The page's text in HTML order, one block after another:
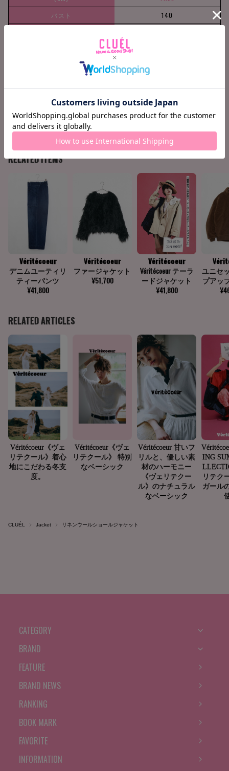
バスト
140
158cm / 51k
g
Crotch +2c
m
Find your siz
e
CLUÉL Jacket リネンウールショールジャケット
CATEGORY
BRAND
FEATURE
BRAND NEWS
RANKING
BOOK MARK
FAVORITE
INFORMATION